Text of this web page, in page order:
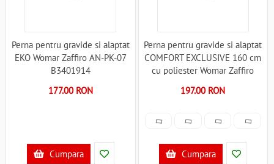
Perna pentru gravide si alaptat
EKO Womar Zaffiro AN-PK-07
B3401914
177.00 RON
Cumpara
Perna pentru gravide si alaptat
COMFORT EXCLUSIVE 160 cm
cu poliester Womar Zaffiro
197.00 RON
Cumpara